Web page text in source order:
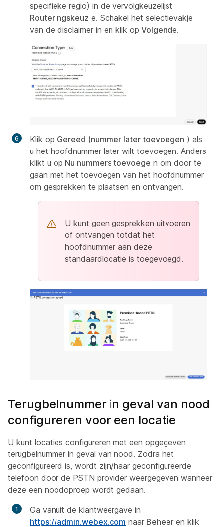
specifieke regio) in de vervolgkeuzelijst
Routeringskeuz e. Schakel het selectievakje
van de disclaimer in en klik op Volgende.
Klik op Gereed (nummer later toevoegen ) als
u het hoofdnummer later wilt toevoegen. Anders
klikt u op Nu nummers toevoege n om door te
gaan met het toevoegen van het hoofdnummer
om gesprekken te plaatsen en ontvangen.
U kunt geen gesprekken uitvoeren
of ontvangen totdat het
hoofdnummer aan deze
standaardlocatie is toegevoegd.
Terugbelnummer in geval van nood
configureren voor een locatie
U kunt locaties configureren met een opgegeven
terugbelnummer in geval van nood. Zodra het
geconfigureerd is, wordt zijn/haar geconfigureerde
telefoon door de PSTN provider weergegeven wanneer
deze een noodoproep wordt gedaan.
Ga vanuit de klantweergave in
https://admin.webex.com naar Beheer en klik